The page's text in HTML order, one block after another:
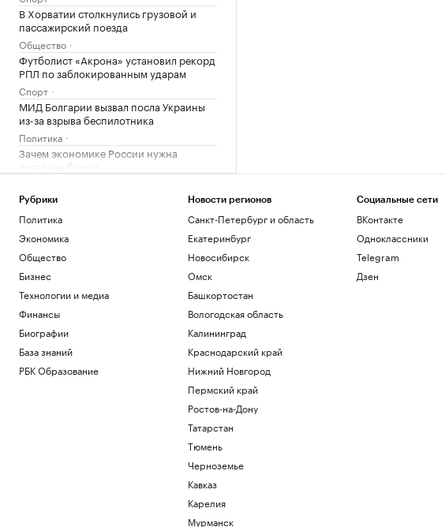
В Хорватии столкнулись грузовой и
пассажирский поезда
Общество
Футболист «Акрона» установил рекорд
РПЛ по заблокированным ударам
Спорт
МИД Болгарии вызвал посла Украины
из-за взрыва беспилотника
Политика
Зачем экономике России нужна
товарная биржа
«Локомотив» сыграл нулевую ничью с
Bloomberg назвал три выхода для
Киева на фоне дефицита ракет ПВО
Политика
«Веселый молочник» Уолкер купил
билеты в Стамбул на случай
выдворения
Общество
Марат и Динара Сафины сыграют с
Федерером и Ли На на турнире в
Шанхае
Рубрики
Политика
Экономика
Общество
Бизнес
Технологии и медиа
Финансы
Биографии
База знаний
РБК Образование
Новости регионов
Санкт-Петербург и область
Екатеринбург
Новосибирск
Омск
Башкортостан
Вологодская область
Калининград
Краснодарский край
Нижний Новгород
Пермский край
Ростов-на-Дону
Татарстан
Тюмень
Черноземье
Кавказ
Карелия
Мурманск
Социальные сети
ВКонтакте
Одноклассники
Telegram
Дзен